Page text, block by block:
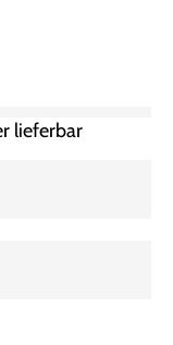
lieferbar